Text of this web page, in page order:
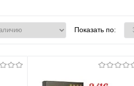
Показать по: